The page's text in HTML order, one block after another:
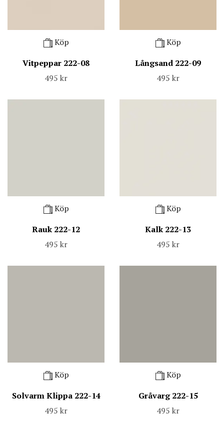
Köp
Vitpeppar 222-08
495 kr
Köp
Långsand 222-09
495 kr
Köp
Rauk 222-12
495 kr
Köp
Kalk 222-13
495 kr
Köp
Solvarm Klippa 222-14
495 kr
Köp
Gråvarg 222-15
495 kr